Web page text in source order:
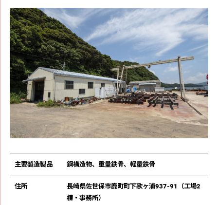
主要製造製品 鋼構造物、重量鉄⾻、軽量鉄⾻
住所
⻑崎県佐世保市⿅町町下歌ヶ浦937-91（⼯場2
棟・事務所）